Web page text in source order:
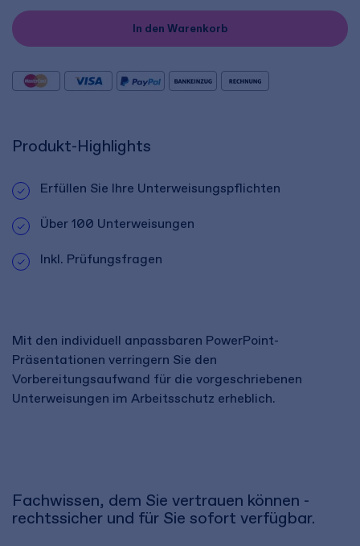
Produkt-Highlights
Erfüllen Sie Ihre Unterweisungspflichten
Über 100 Unterweisungen
Inkl. Prüfungsfragen
Mit den individuell anpassbaren PowerPoint-
Präsentationen verringern Sie den
Vorbereitungsaufwand für die vorgeschriebenen
Unterweisungen im Arbeitsschutz erheblich.
In den Warenkorb
Fachwissen, dem Sie vertrauen können -
rechtssicher und für Sie sofort verfügbar.